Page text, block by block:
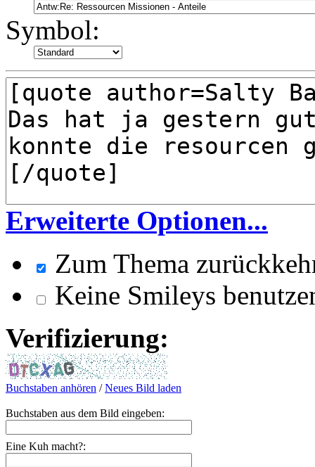
Symbol:
Erweiterte Optionen...
Zum Thema
Keine Smileys
Verifizierung:
Buchstaben anhören /Neues Bild laden
Buchstaben aus dem Bild eingeben:
Eine Kuh macht?: